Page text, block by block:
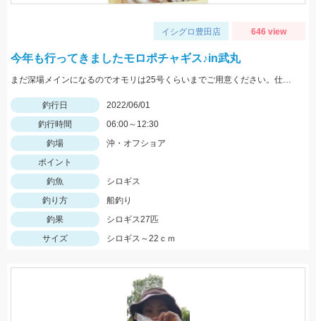
イシグロ豊田店 646 view
今年も行ってきましたモロポチャギス♪in武丸
まだ深場メインになるのでオモリは25号くらいまでご用意ください。仕掛けは8号針でOK
釣行日
2022/06/01
釣行時間
06:00～12:30
釣場
沖・オフショア
ポイント
釣魚
シロギス
釣り方
船釣り
釣果
シロギス27匹
サイズ
シロギス～22ｃｍ